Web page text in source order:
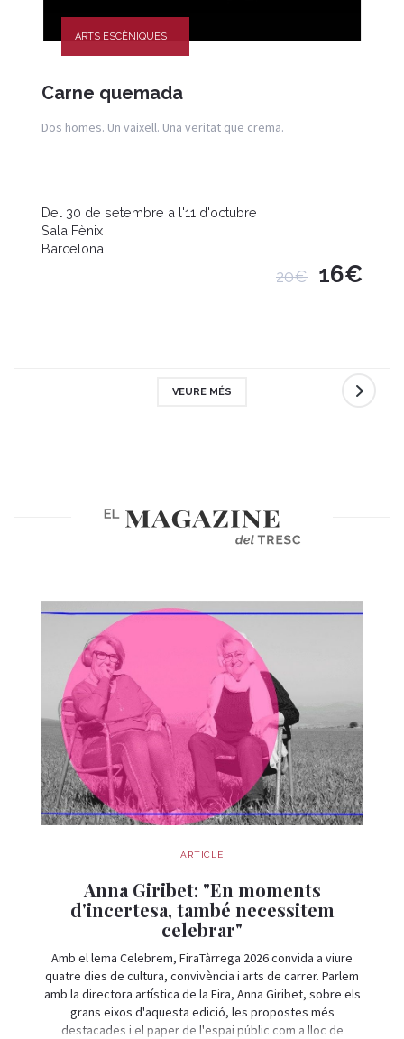
ARTS ESCÈNIQUES
Carne quemada
Dos homes. Un vaixell. Una veritat que crema.
Del 30 de setembre a l'11 d'octubre
Sala Fènix
Barcelona
20€ 16€
VEURE MÉS
ARTICLE
Anna Giribet: "En moments
d'incertesa, també necessitem
celebrar"
Amb el lema Celebrem, FiraTàrrega 2026 convida a viure
quatre dies de cultura, convivència i arts de carrer. Parlem
amb la directora artística de la Fira, Anna Giribet, sobre els
grans eixos d'aquesta edició, les propostes més
destacades i el paper de l'espai públic com a lloc de